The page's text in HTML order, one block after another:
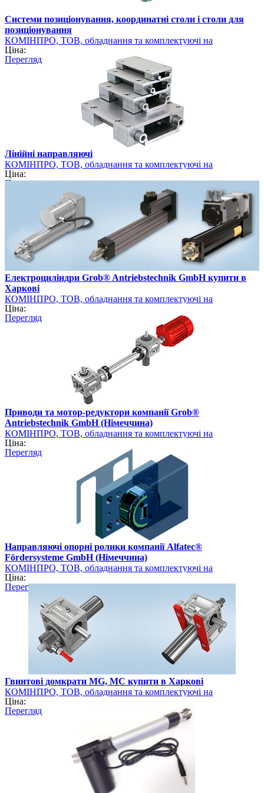
Системи позиціонування, координатні столи і столи для
позиціонування
КОМІНПРО, ТОВ, обладнання та комплектуючі на
промисловому ринку України
Ціна:
Перегляд
Лінійні направляючі
КОМІНПРО, ТОВ, обладнання та комплектуючі на
промисловому ринку України
Ціна:
Перегляд
Електроциліндри Grob® Antriebstechnik GmbH купити в
Харкові
КОМІНПРО, ТОВ, обладнання та комплектуючі на
промисловому ринку України
Ціна:
Перегляд
Приводи та мотор-редуктори компанії Grob®
Antriebstechnik GmbH (Німеччина)
КОМІНПРО, ТОВ, обладнання та комплектуючі на
промисловому ринку України
Ціна:
Перегляд
Направляючі опорні ролики компанії Alfatec®
Fördersysteme GmbH (Німеччина)
КОМІНПРО, ТОВ, обладнання та комплектуючі на
промисловому ринку України
Ціна:
Перегляд
Гвинтові домкрати MG, MC купити в Харкові
КОМІНПРО, ТОВ, обладнання та комплектуючі на
промисловому ринку України
Ціна:
Перегляд